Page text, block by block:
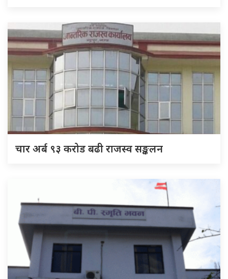
चार अर्ब ९३ करोड बढी राजस्व सङ्कलन